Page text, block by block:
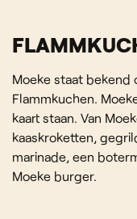
Moeke staat bekend
Flammkuchen.
kaart staan. Van
kaaskroketten,
marinade, een
Moeke burger.